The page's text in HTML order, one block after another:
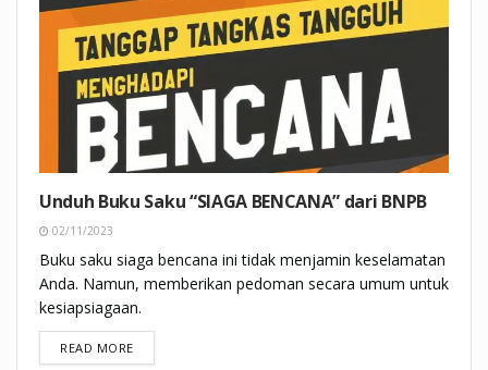
Unduh Buku Saku “SIAGA BENCANA” dari BNPB
02/11/2023
Buku saku siaga bencana ini tidak menjamin keselamatan
Anda. Namun, memberikan pedoman secara umum untuk
kesiapsiagaan.
READ MOREDETAILS